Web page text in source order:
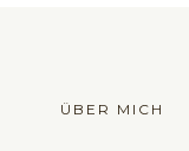
ÜBER MICH